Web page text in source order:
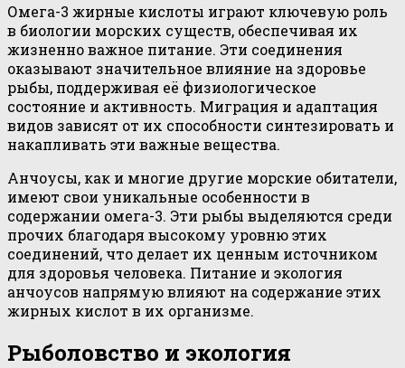
Омега-3 жирные кислоты играют ключевую роль
в биологии морских существ, обеспечивая их
жизненно важное питание. Эти соединения
оказывают значительное влияние на здоровье
рыбы, поддерживая её физиологическое
состояние и активность. Миграция и адаптация
видов зависят от их способности синтезировать и
накапливать эти важные вещества.
Анчоусы, как и многие другие морские обитатели,
имеют свои уникальные особенности в
содержании омега-3. Эти рыбы выделяются среди
прочих благодаря высокому уровню этих
соединений, что делает их ценным источником
для здоровья человека. Питание и экология
анчоусов напрямую влияют на содержание этих
жирных кислот в их организме.
Рыболовство и экология